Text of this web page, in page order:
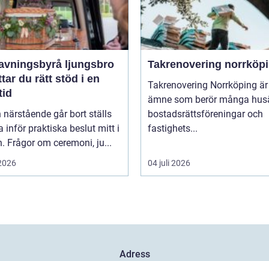
ljungsbro
du rätt stöd i en
närstående går bort ställs
inför praktiska beslut mitt i
Frågor om ceremoni, ju...
Takrenovering
Takrenovering Norrköping
ämne som berör många
bostadsrättsföreningar och
fastighets...
04 juli 2026
Adress